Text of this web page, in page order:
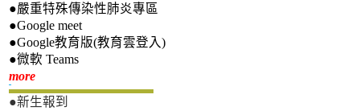
●嚴重特殊傳染性肺炎專區
●Google meet
●Google教育版(教育雲登入)
●微軟 Teams
more新生專區
●新生報到